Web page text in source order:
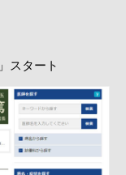
スタート